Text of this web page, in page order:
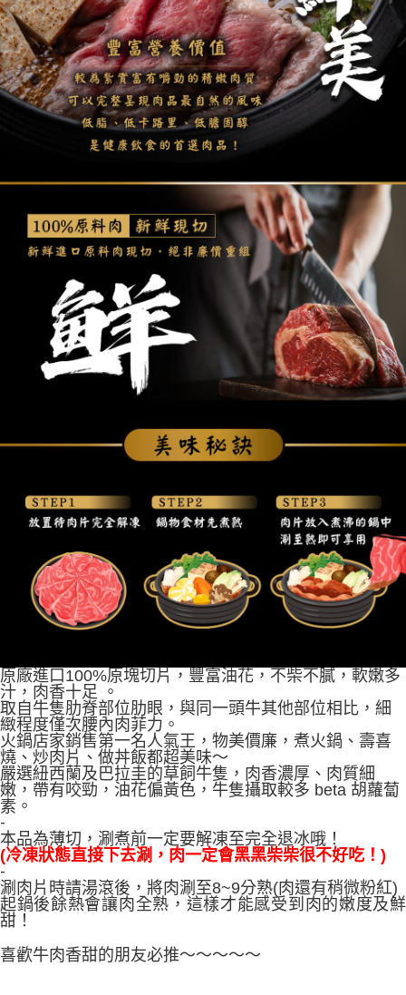
原廠進口100%原塊切片，豐富油花，不柴不膩，軟嫩多
汁，肉香十足 。
取自牛隻肋脊部位肋眼，與同一頭牛其他部位相比，細
緻程度僅次腰內肉菲力。
火鍋店家銷售第一名人氣王，物美價廉，煮火鍋、壽喜
燒、炒肉片、做丼飯都超美味～
嚴選紐西蘭及巴拉圭的草飼牛隻，肉香濃厚、肉質細
嫩，帶有咬勁，油花偏黃色，牛隻攝取較多 beta 胡蘿蔔
素。
-
本品為薄切，涮煮前一定要解凍至完全退冰哦！
(冷凍狀態直接下去涮，肉一定會黑黑柴柴很不好吃！)
-
涮肉片時請湯滾後，將肉涮至8~9分熟(肉還有稍微粉紅)
起鍋後餘熱會讓肉全熟，這樣才能感受到肉的嫩度及鮮
甜！
喜歡牛肉香甜的朋友必推～～～～～